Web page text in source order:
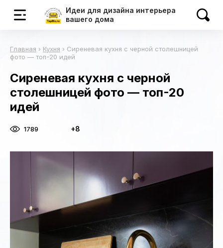
Идеи для дизайна интерьера
вашего дома
Главная › Кухня › Сиреневая кухня с черной столешницей
фото — топ-20 идей
Сиреневая кухня с черной
столешницей фото — топ-20
идей
1789 +8